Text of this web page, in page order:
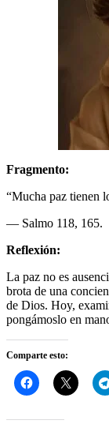
Fragmento:
“Mucha paz tienen
— Salmo 118, 165.
Reflexión:
La paz no es
brota de una
de Dios. Hoy,
pongámoslo en
Comparte esto: